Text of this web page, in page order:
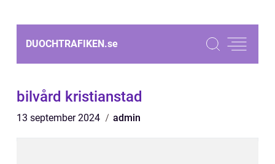
DUOCHTRAFIKEN.se
bilvård kristianstad
13 september 2024 admin